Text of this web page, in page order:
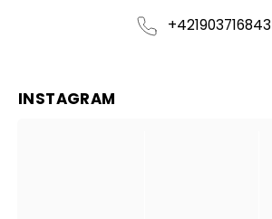
+421903716843
INSTAGRAM